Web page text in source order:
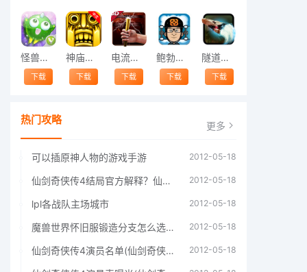
怪兽跳跃
下载
神庙逃亡中文版
下载
电流急急棒
下载
鲍勃的梦境
下载
隧道逃脱
下载
热门攻略 更多
可以插原神人物的游戏手游 2012-05-18
仙剑奇侠传4结局官方解释？仙剑四结局深度解析 2012-05-18
lpl各战队主场城市 2012-05-18
魔兽世界怀旧服锻造分支怎么选择60年代分支选择推荐 2012-05-18
仙剑奇侠传4演员名单(仙剑奇侠传4四大主角) 2012-05-18